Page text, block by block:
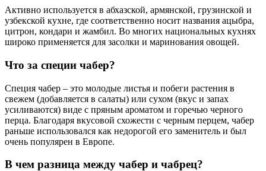
Активно используется в абхазской, армянской, грузинской и
узбекской кухне, где соответственно носит названия ацыбра,
цитрон, кондари и жамбил. Во многих национальных кухнях
широко применяется для засолки и маринования овощей.
Что за специи чабер?
Специя чабер – это молодые листья и побеги растения в
свежем (добавляется в салаты) или сухом (вкус и запах
усиливаются) виде с пряным ароматом и горечью черного
перца. Благодаря вкусовой схожести с черным перцем, чабер
раньше использовался как недорогой его заменитель и был
очень популярен в Европе.
В чем разница между чабер и чабрец?